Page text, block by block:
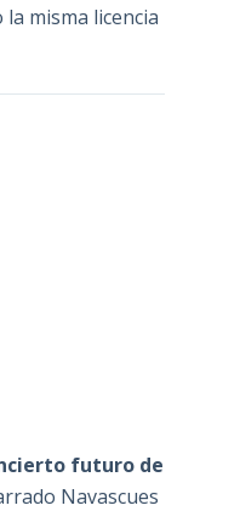
misma licencia
futuro de
Navascues